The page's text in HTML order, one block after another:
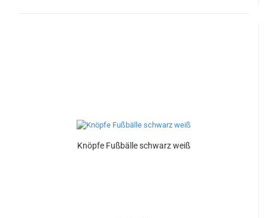
Knöpfe Fußbälle schwarz weiß